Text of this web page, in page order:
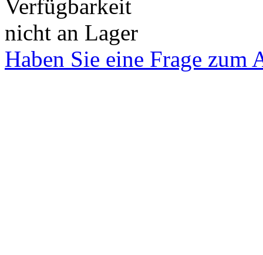
Verfügbarkeit
nicht an Lager
Haben Sie eine Frage zum